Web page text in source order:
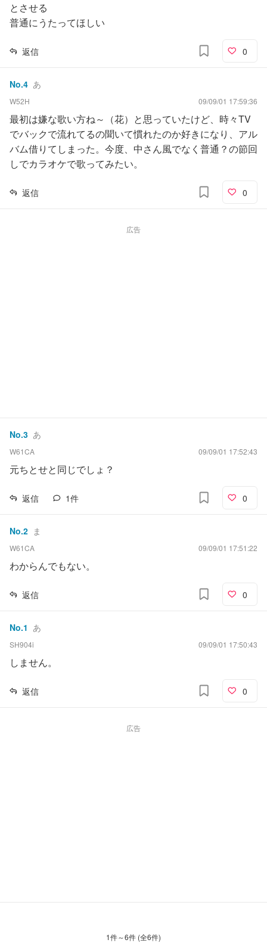
とさせる
普通にうたってほしい
返信 0
No.4 あ
W52H 09/09/01 17:59:36
最初は嫌な歌い方ね～（花）と思っていたけど、時々TV
でバックで流れてるの聞いて慣れたのか好きになり、アル
バム借りてしまった。今度、中さん風でなく普通？の節回
しでカラオケで歌ってみたい。
返信 0
広告
No.3 あ
W61CA 09/09/01 17:52:43
元ちとせと同じでしょ？
返信 1件 0
No.2 ま
W61CA 09/09/01 17:51:22
わからんでもない。
返信 0
No.1 あ
SH904i 09/09/01 17:50:43
しません。
返信 0
広告
1件～6件 (全6件)